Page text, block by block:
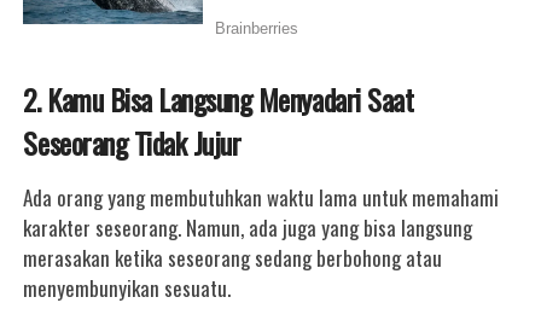
2. Kamu Bisa Langsung Menyadari Saat
Seseorang Tidak Jujur
Ada orang yang membutuhkan waktu lama untuk memahami
karakter seseorang. Namun, ada juga yang bisa langsung
merasakan ketika seseorang sedang berbohong atau
menyembunyikan sesuatu.